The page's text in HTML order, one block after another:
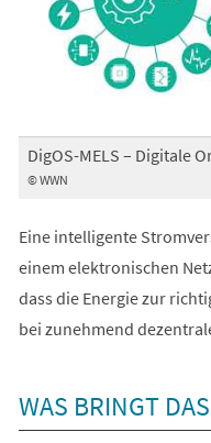
© WWN
DigOS-MELS – Digitale
Eine intelligente
einem elektronischen
dass die Energie zur
bei zunehmend
WAS BRINGT